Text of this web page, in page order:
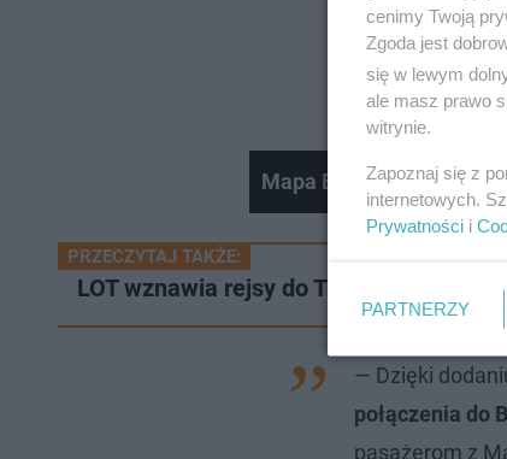
Mapa Europy według
PRZECZYTAJ TAKŻE:
LOT wznawia rejsy do Tel Awiwu.
— Dzięki
połączenia do
pasażerom z
cenimy Twoją
Zgoda jest
się w lewym
ale masz prawo
witrynie.
Zapoznaj się z
internetowych.
Prywatności i
PARTNERZY